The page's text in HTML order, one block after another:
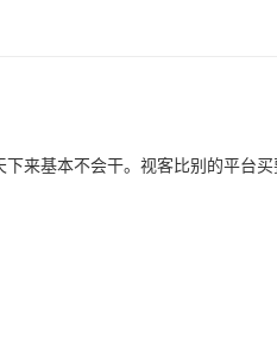
来基本不会干。视客比别的平台买